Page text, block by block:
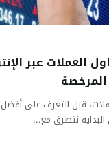
العملات عبر
قبل التعرف على أفضل
البداية نتطرق مع...